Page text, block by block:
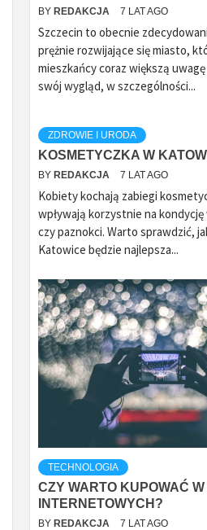
BY REDAKCJA 7 LAT AGO
Szczecin to obecnie
prężnie rozwijające się miasto,
mieszkańcy coraz większą
swój wygląd, w szczególności...
ZDROWIE I URODA
KOSMETYCZKA W
BY REDAKCJA 7 LAT AGO
Kobiety kochają zabiegi
wpływają korzystnie na kondycję
czy paznokci. Warto sprawdzić,
Katowice będzie najlepsza...
TECHNOLOGIA
CZY WARTO KUPOWAĆ
INTERNETOWYCH?
BY REDAKCJA 7 LAT AGO